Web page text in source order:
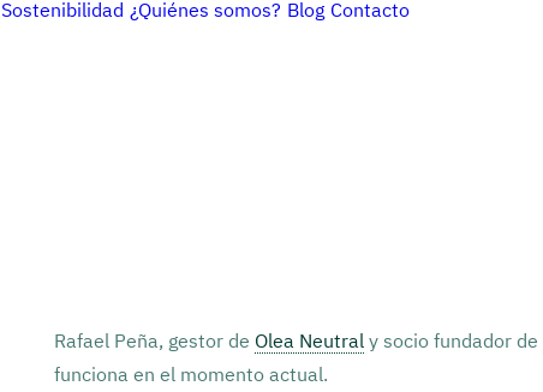
Sostenibilidad ¿Quiénes somos? Blog Contacto
Rafael Peña, gestor de Olea Neutral y socio fundador de
funciona en el momento actual.